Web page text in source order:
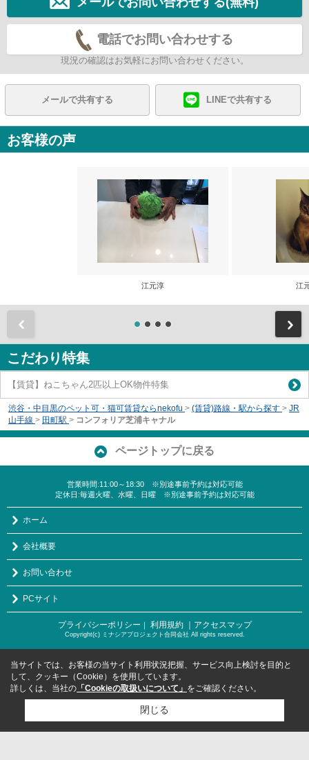
電話でお問い合わせする
現況の確認はお気軽にお問い合わせください。
メールで共有する LINEで共有する
お客様の声
江元淳 江
こだわり特集
【賃貸】ねこちゃん2匹以上OK物件特集
渋谷・中目黒のペット可・猫可賃貸ならnekofu > (賃貸)路線・駅から探す > JR
山手線 > 田町駅 > コンフォリア芝浦キャナル
ページトップに戻る
営業時間:11:00～18:30 ※別途事前予約は対応可能
定休日:毎週火曜、水曜、日曜 ※別途事前予約は対応可能
ホーム
会社概要
お問い合わせ
PCサイト
プライバシーポリシー 利用規約 ｜アクセスマップ
Copyright(c) ミナシアプロジェクト合同会社 All rights reserved.
当サイトでは、お客様の当サイト利用状況把握、サービス向上検討を目的と
して、クッキー（Cookie）を使用しています。
詳しくは、当社の 「Cookieの取扱いについて」 をご確認ください。
閉じる